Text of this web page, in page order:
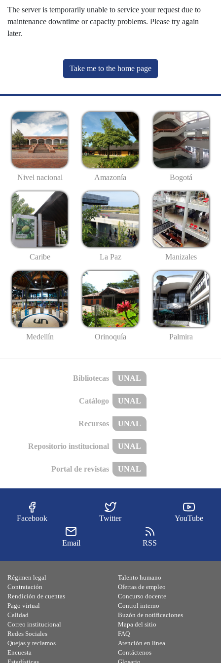
The server is temporarily unable to service your request due to
maintenance downtime or capacity problems. Please try again
later.
Take me to the home page
Nivel nacional Amazonía Bogotá
Caribe La Paz Manizales
Medellín Orinoquía Palmira
Bibliotecas UNAL
Catálogo UNAL
Recursos UNAL
Repositorio institucional UNAL
Portal de revistas UNAL
Facebook Twitter YouTube
Email RSS
Régimen legal
Contratación
Rendición de cuentas
Pago virtual
Calidad
Talento humano
Ofertas de empleo
Concurso docente
Control interno
Buzón de notificaciones
Correo institucional
Redes Sociales
Quejas y reclamos
Encuesta
Mapa del sitio
FAQ
Atención en línea
Contáctenos